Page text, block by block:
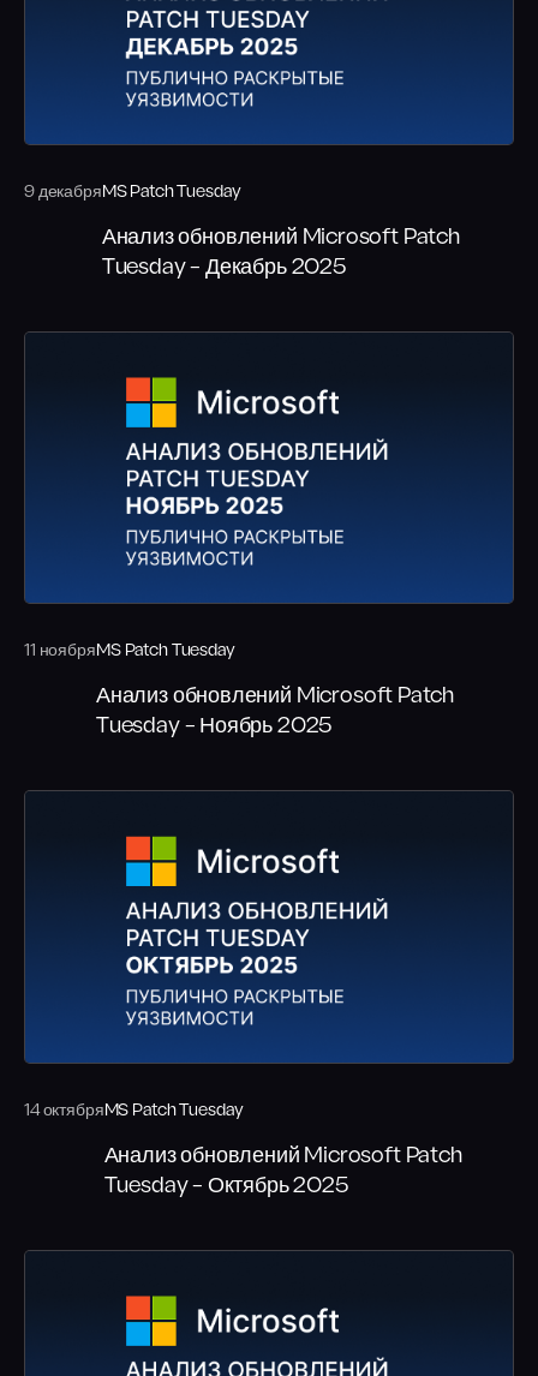
9 декабря MS Patch Tuesday
Анализ обновлений Microsoft Patch
Tuesday – Декабрь 2025
11 ноября MS Patch Tuesday
Анализ обновлений Microsoft Patch
Tuesday – Ноябрь 2025
14 октября MS Patch Tuesday
Анализ обновлений Microsoft Patch
Tuesday – Октябрь 2025